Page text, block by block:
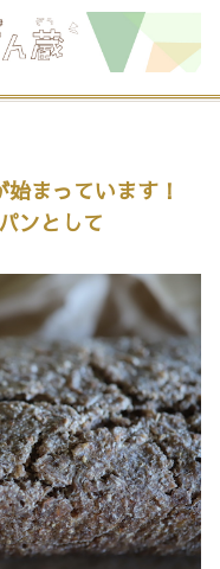
まっています！
ンとして